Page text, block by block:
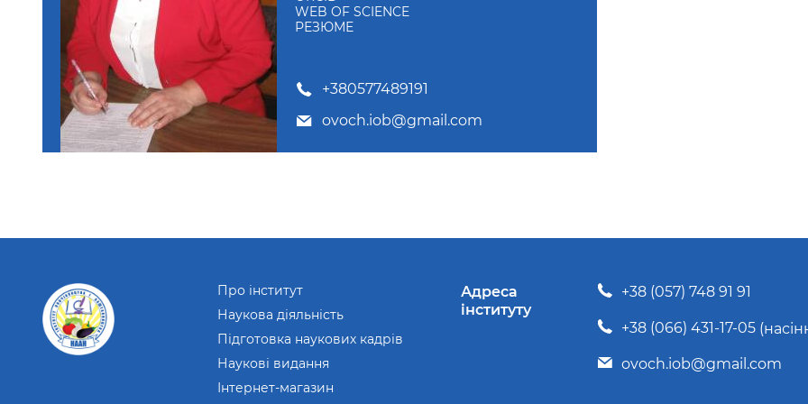
WEB OF SCIENCE
РЕЗЮМЕ
+380577489191
ovoch.iob@gmail.com
Про інститут
Наукова діяльність
Підготовка наукових кадрів
Наукові видання
Інтернет-магазин
Адреса
інституту
+38 (057) 748 91 91
+38 (066) 431-17-05
ovoch.iob@gmail.com